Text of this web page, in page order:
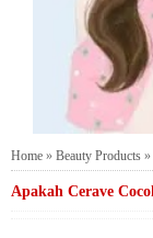
Home » Beauty Products »
Apakah Cerave